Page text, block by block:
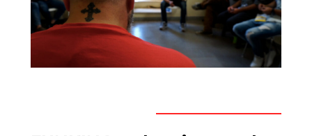
SCIATU MEO